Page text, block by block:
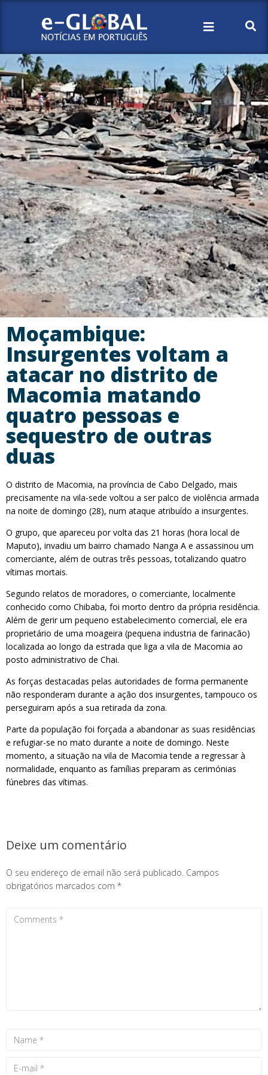
Moçambique:
Insurgentes voltam a
atacar no distrito de
Macomia matando
quatro pessoas e
sequestro de outras
duas
O distrito de Macomia, na província de Cabo Delgado, mais
precisamente na vila-sede voltou a ser palco de violência armada
na noite de domingo (28), num ataque atribuído a insurgentes.
O grupo, que apareceu por volta das 21 horas (hora local de
Maputo), invadiu um bairro chamado Nanga A e assassinou um
comerciante, além de outras três pessoas, totalizando quatro
vítimas mortais.
Segundo relatos de moradores, o comerciante, localmente
conhecido como Chibaba, foi morto dentro da própria residência.
Além de gerir um pequeno estabelecimento comercial, ele era
proprietário de uma moageira (pequena industria de farinacão)
localizada ao longo da estrada que liga a vila de Macomia ao
posto administrativo de Chai.
As forças destacadas pelas autoridades de forma permanente
não responderam durante a ação dos insurgentes, tampouco os
perseguiram após a sua retirada da zona.
Parte da população foi forçada a abandonar as suas residências
e refugiar-se no mato durante a noite de domingo. Neste
momento, a situação na vila de Macomia tende a regressar à
normalidade, enquanto as famílias preparam as cerimónias
fúnebres das vítimas.
Deixe um comentário
O seu endereço de email não será publicado. Campos
obrigatórios marcados com *